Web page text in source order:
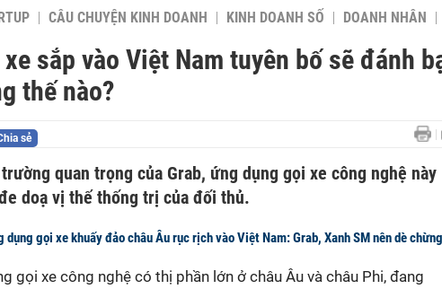
CÂU CHUYỆN KINH DOANH KINH DOANH SỐ DOANH NHÂN
sắp vào Việt Nam tuyên bố sẽ đánh
thế nào?
sẻ
quan trọng của Grab, ứng dụng gọi xe công nghệ này
doạ vị thế thống trị của đối thủ.
dụng gọi xe khuấy đảo châu Âu rục rịch vào Việt Nam: Grab, Xanh SM nên dè chừng
gọi xe công nghệ có thị phần lớn ở châu Âu và châu Phi, đang